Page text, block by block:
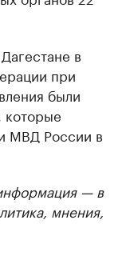
Дагестане в
при
были
которые
МВД России в
— в
мнения,